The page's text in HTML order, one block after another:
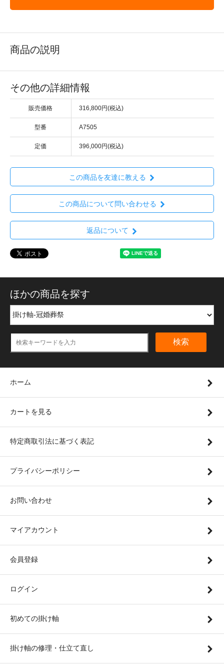
商品の説明
その他の詳細情報
販売価格 316,800円(税込)
型番 A7505
定価 396,000円(税込)
この商品を友達に教える
この商品について問い合わせる
返品について
ほかの商品を探す
検索
ホーム
カートを見る
特定商取引法に基づく表記
プライバシーポリシー
お問い合わせ
マイアカウント
会員登録
ログイン
初めての掛け軸
掛け軸の修理・仕立て直し